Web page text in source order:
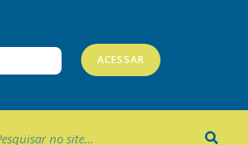
ACESSAR